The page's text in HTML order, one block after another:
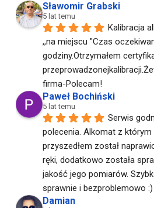
Sławomir Grabski
5 lat temu
Kalibracja
,,na miejscu "Czas
godziny.Otrzymałem
firma-Polecam!
Paweł Bochiński
5 lat temu
Serwis
polecenia. Alkomat z którym
przyszedłem został
ręki, dodatkowo została
jakość jego pomiarów.
sprawnie i bezproblemowo :)
Damian